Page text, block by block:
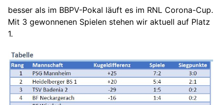
besser als im BBPV-Pokal läuft es im RNL Corona-Cup.
Mit 3 gewonnenen Spielen stehen wir aktuell auf Platz
1.